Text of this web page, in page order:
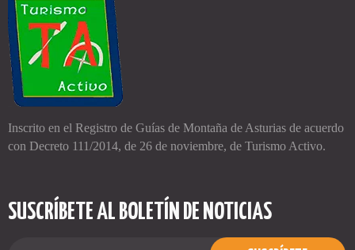
Inscrito en el Registro de Guías de Montaña de Asturias de acuerdo
con Decreto 111/2014, de 26 de noviembre, de Turismo Activo.
SUSCRÍBETE AL BOLETÍN DE NOTICIAS